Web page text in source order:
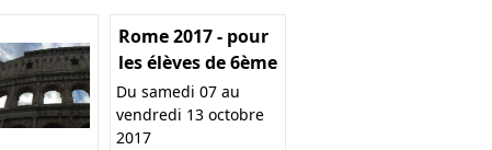
Rome 2017 - pour
les élèves de 6ème
Du samedi 07 au
vendredi 13 octobre
2017